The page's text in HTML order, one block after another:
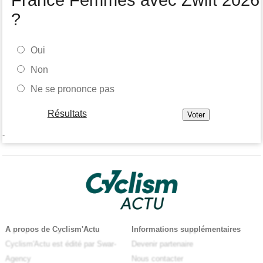
?
Oui
Non
Ne se prononce pas
Résultats
-
A propos de Cyclism'Actu
Cyclism'Actu est édité par Swar-
Agency
Informations supplémentaires
Devenir partenaire
Nous contacter